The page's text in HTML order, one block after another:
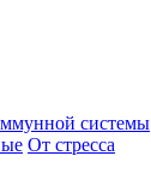
системы
От стресса